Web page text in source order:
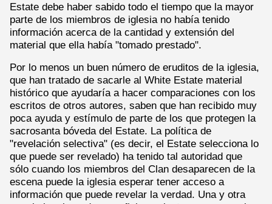
Estate debe haber sabido todo el tiempo que la mayor
parte de los miembros de iglesia no había tenido
información acerca de la cantidad y extensión del
material que ella había "tomado prestado".
Por lo menos un buen número de eruditos de la iglesia,
que han tratado de sacarle al White Estate material
histórico que ayudaría a hacer comparaciones con los
escritos de otros autores, saben que han recibido muy
poca ayuda y estímulo de parte de los que protegen la
sacrosanta bóveda del Estate. La política de
"revelación selectiva" (es decir, el Estate selecciona lo
que puede ser revelado) ha tenido tal autoridad que
sólo cuando los miembros del Clan desaparecen de la
escena puede la iglesia esperar tener acceso a
información que puede revelar la verdad. Una y otra